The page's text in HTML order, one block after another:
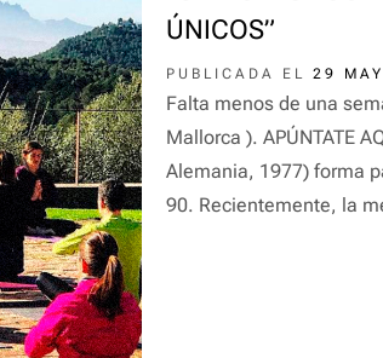
ÚNICOS”
PUBLICADA EL 29
Falta menos de una
Mallorca ). APÚNTATE
Alemania, 1977) forma
90. Recientemente, la